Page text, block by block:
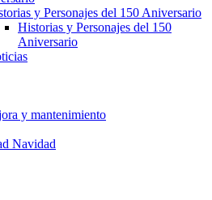
y Personajes del 150 Aniversario
Historias y Personajes del 150
Aniversario
y mantenimiento
Navidad